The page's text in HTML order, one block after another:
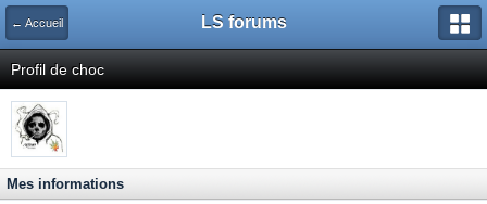
← Accueil LS forums
Profil de choc
Mes informations